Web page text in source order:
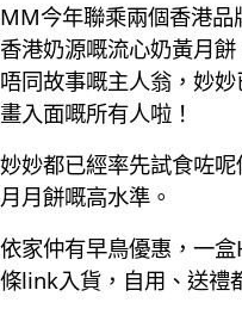
MM今年聯乘兩個香港品
香港奶源嘅流心奶黃月
唔同故事嘅主人翁，妙
畫入面嘅所有人啦！
妙妙都已經率先試食咗
月月餅嘅高水準。
依家仲有早鳥優惠，一
條link入貨，自用、送禮